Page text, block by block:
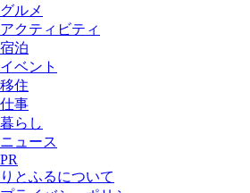
グルメ
アクティビティ
宿泊
イベント
移住
仕事
暮らし
ニュース
PR
りとふるについて